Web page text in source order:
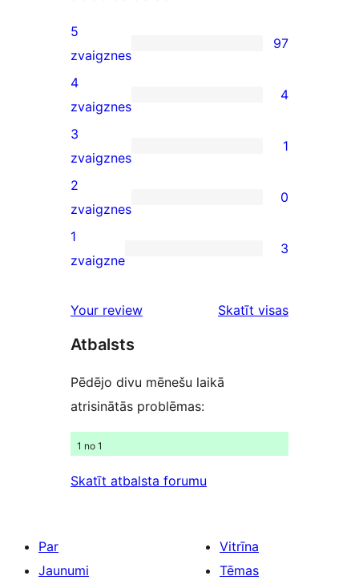
97
5-
star
reviews
5
zvaigznes
97
4
4-
star
reviews
4
zvaigznes
4
1
3-
star
review
3
zvaigznes
1
0
2-
star
2
zvaigznes
0
3
star
1
zvaigzne
3
Your review Skatīt visasatsauksmes
Atbalsts
Pēdējo divu mēnešu laikā
atrisinātās problēmas:
1 no 1
Skatīt atbalsta forumu
Par
Jaunumi
Vitrīna
Tēmas